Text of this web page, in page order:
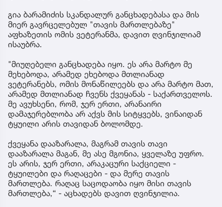
გია ბარამიძის სკანდალურ განცხადებასა და მის
მიერ გავრცელებულ "თავის მართლებაზე"
აფხაზეთის ომის ვეტერანმა, დავით ღვინჯილიამ
ისაუბრა.
"მიუღებელი განცხადება იყო. ეს არა მარტო მე
მეხებოდა, არამედ ეხებოდა მთლიანად
ვეტერანებს, ომის მონაწილეებს და არა მარტო მათ,
არამედ მთლიანად ჩვენს ქვეყანას - საქართველოს.
მე ავუხსენი, რომ, ჯერ ერთი, არანაირი
დამაჯერებლობა არ აქვს მის სიტყვებს, ვინაიდან
ტყუილი არის თავიდან ბოლომდე.
ქვეყანა დააზარალა, მაგრამ თავის თავი
დააზარალა მაგან, მე ასე მგონია, ყველაზე უფრო.
ეს არის, ჯერ ერთი, არაკაცური საქციელი -
ტყუილები და რაღაცები - და მერე თავის
მართლება. რაღაც საცოდაობა იყო მისი თავის
მართლება,“ - აცხადებს დავით ღვინჯილია.